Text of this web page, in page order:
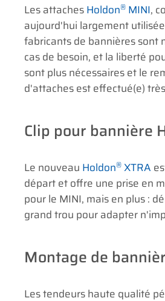
Les attachesHoldon® MINI,
aujourd'hui largement
fabricants de bannières sont
cas de besoin, et la liberté
sont plus nécessaires et le
d'attaches est effectué(e)
Clip pour bannière
Le nouveau Holdon® XTRA
départ et offre une prise en
pour le MINI, mais en plus :
grand trou pour adapter
Montage de
Les tendeurs haute qualité